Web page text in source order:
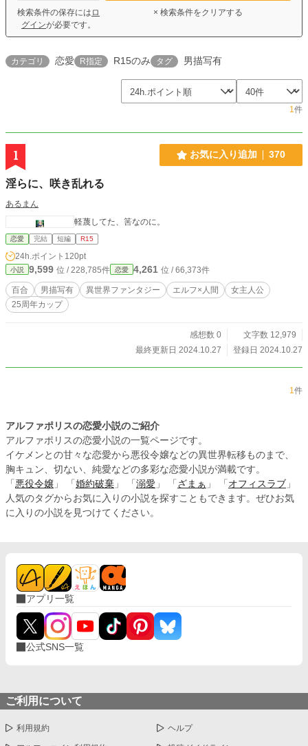
検索条件の保存には ロ
グインが必要です。
× 検索条件をクリアする
カテゴリ 恋愛 R指定 R15のみ タグ 男描写有
1件
1 お気に入り追加 370
淫らに、咲き乱れる
あるまん
軽蔑してた、筈なのに。
恋愛 完結 短編 R15
24h.ポイント 120pt
小説 9,599 位 / 228,785件 恋愛 4,261 位 / 66,373件
百合 男描写有 異世界ファンタジー エルフ×人間
女主人公
25周年カップ
感想数 0
文字数 12,979
最終更新日 2024.10.27
登録日 2024.10.27
1件
アルファポリスの恋愛小説のご紹介
アルファポリスの恋愛小説の一覧ページです。
イケメンとの甘々な恋愛から悪役令嬢などの異世界転移ものまで、
胸キュン、切ない、純愛などの多彩な恋愛小説が満載です。
「 悪役令嬢 」 「 婚約破棄 」 「 溺愛 」 「 ざまぁ 」 「 オフィスラブ 」
人気のタグからお気に入りの小説を探すこともできます。ぜひお気
に入りの小説を見つけてください。
アプリ一覧
公式SNS一覧
ご利用について
利用規約 ヘルプ